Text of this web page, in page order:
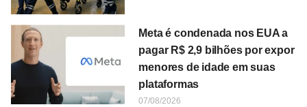
Meta é condenada nos EUA a
pagar R$ 2,9 bilhões por expor
menores de idade em suas
plataformas
07/08/2026